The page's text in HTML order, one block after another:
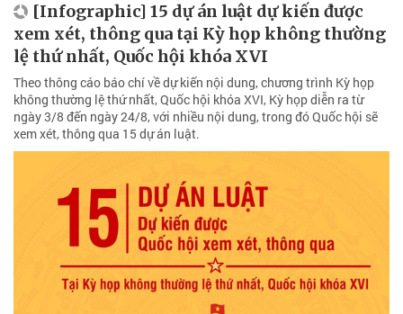
[Infographic] 15 dự án luật dự kiến được
xem xét, thông qua tại Kỳ họp không thường
lệ thứ nhất, Quốc hội khóa XVI
Theo thông cáo báo chí về dự kiến nội dung, chương trình Kỳ họp
không thường lệ thứ nhất, Quốc hội khóa XVI, Kỳ họp diễn ra từ
ngày 3/8 đến ngày 24/8, với nhiều nội dung, trong đó Quốc hội sẽ
xem xét, thông qua 15 dự án luật.